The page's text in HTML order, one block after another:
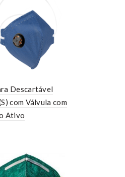
Descartável
com Válvula com
Ativo